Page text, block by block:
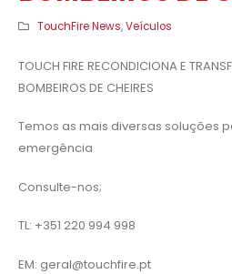
TouchFire News,Veículos
TOUCH FIRE RECONDICIONA E
BOMBEIROS DE CHEIRES
Temos as mais diversas soluções
emergência
Consulte-nos;
TL: +351 220 994 998
EM: geral@touchfire.pt